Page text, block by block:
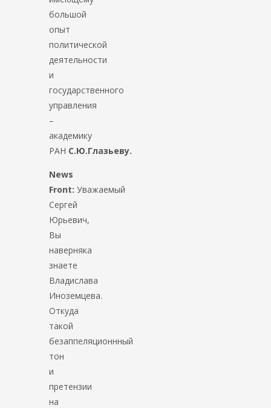
большой
опыт
политической
деятельности
и
государственного
управления
–
академику
РАН С.Ю.Глазьеву.
News
Front: Уважаемый
Сергей
Юрьевич,
Вы
наверняка
знаете
Владислава
Иноземцева.
Откуда
такой
безаппеляционнный
тон
и
претензии
на